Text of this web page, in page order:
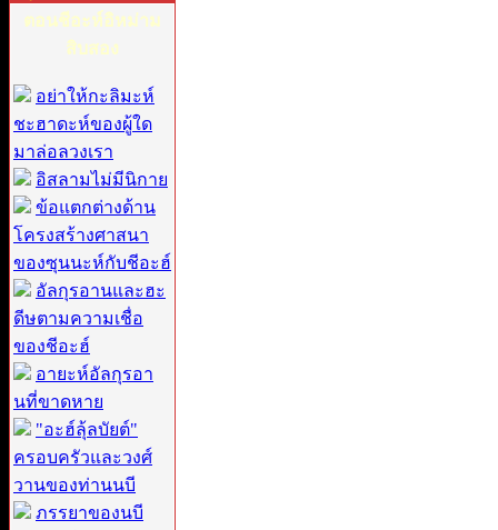
ตอนชีอะห์อิหม่าม
สิบสอง
อย่าให้กะลิมะห์
ชะฮาดะห์ของผู้ใด
มาล่อลวงเรา
อิสลามไม่มีนิกาย
ข้อแตกต่างด้าน
โครงสร้างศาสนา
ของซุนนะห์กับชีอะฮ์
อัลกุรอานและฮะ
ดีษตามความเชื่อ
ของชีอะฮ์
อายะห์อัลกุรอา
นที่ขาดหาย
"อะฮ์ลุ้ลบัยต์"
ครอบครัวและวงศ์
วานของท่านนบี
ภรรยาของนบี